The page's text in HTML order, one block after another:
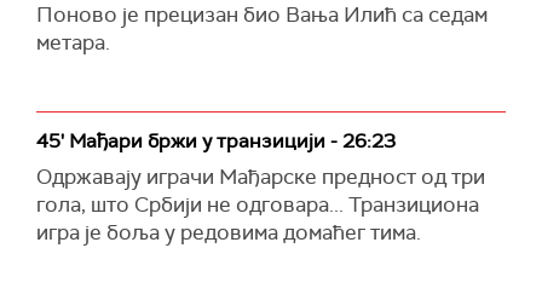
Поново је прецизан био Вања Илић са седам
метара.
45' Мађари бржи у транзицији - 26:23
Одржавају играчи Мађарске предност од три
гола, што Србији не одговара... Транзициона
игра је боља у редовима домаћег тима.